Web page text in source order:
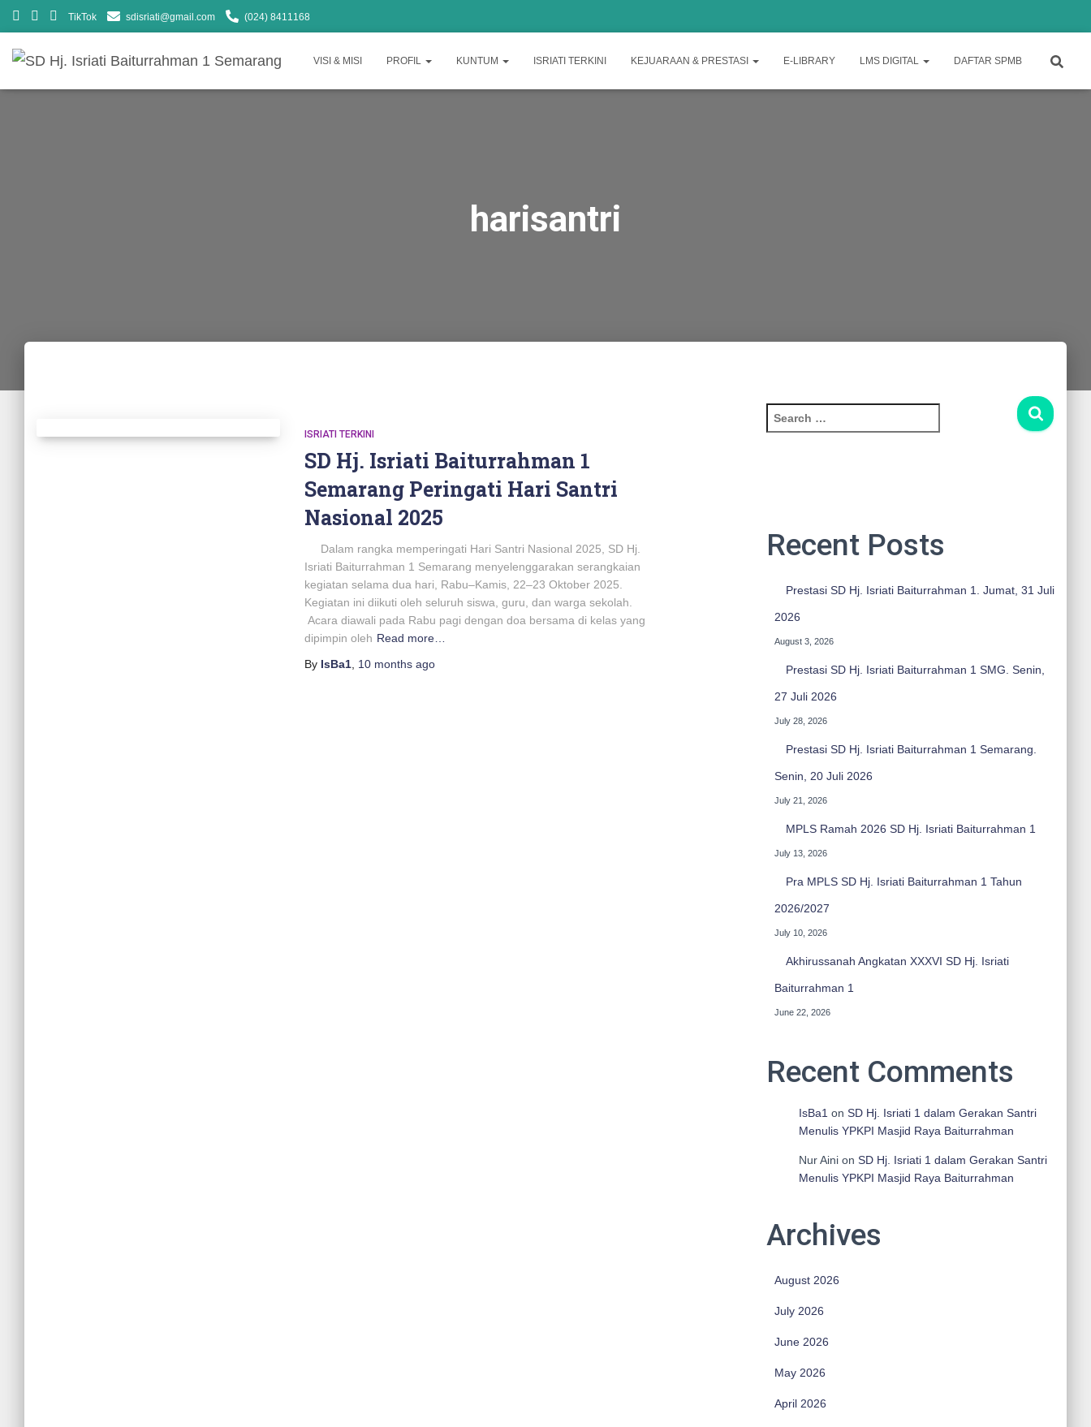
TikTok sdisriati@gmail.com (024) 8411168
VISI & MISI PROFIL KUNTUM ISRIATI TERKINI KEJUARAAN & PRESTASI E-LIBRARY LMS DIGITAL DAFTAR SPMB
harisantri
ISRIATI TERKINI
SD Hj. Isriati Baiturrahman 1
Semarang Peringati Hari Santri
Nasional 2025
Dalam rangka memperingati Hari Santri Nasional 2025, SD Hj.
Isriati Baiturrahman 1 Semarang menyelenggarakan serangkaian
kegiatan selama dua hari, Rabu–Kamis, 22–23 Oktober 2025.
Kegiatan ini diikuti oleh seluruh siswa, guru, dan warga sekolah.
Acara diawali pada Rabu pagi dengan doa bersama di kelas yang
dipimpin oleh Read more…
By IsBa1, 10 monthsago
e
o
rRecent Posts
Prestasi SD Hj. Isriati Baiturrahman 1. Jumat, 31 Juli
2026
August 3, 2026
Prestasi SD Hj. Isriati Baiturrahman 1 SMG. Senin,
27 Juli 2026
July 28, 2026
Prestasi SD Hj. Isriati Baiturrahman 1 Semarang.
Senin, 20 Juli 2026
July 21, 2026
MPLS Ramah 2026 SD Hj. Isriati Baiturrahman 1
July 13, 2026
Pra MPLS SD Hj. Isriati Baiturrahman 1 Tahun
2026/2027
July 10, 2026
Akhirussanah Angkatan XXXVI SD Hj. Isriati
Baiturrahman 1
June 22, 2026
Recent Comments
IsBa1 on SD Hj. Isriati 1 dalam Gerakan Santri
Menulis YPKPI Masjid Raya Baiturrahman
Nur Ainion SD Hj. Isriati 1 dalam Gerakan Santri
Menulis YPKPI Masjid Raya Baiturrahman
Archives
August 2026
July 2026
June 2026
May 2026
April 2026